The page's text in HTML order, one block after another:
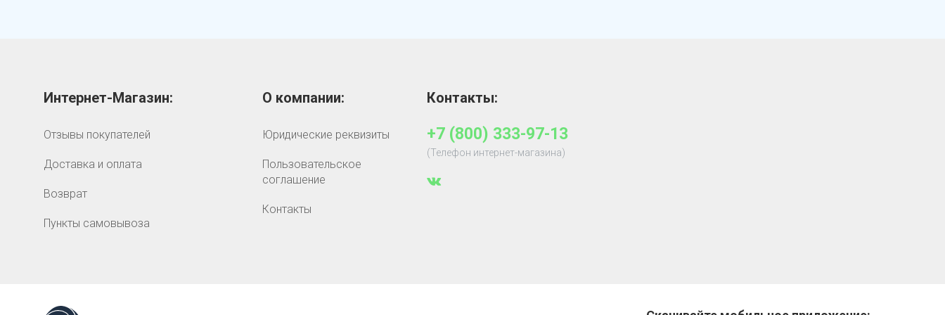
Интернет-Магазин:
Отзывы покупателей
Доставка и оплата
Возврат
Пункты самовывоза
О компании:
Юридические реквизиты
Пользовательское
соглашение
Контакты
Контакты:
+7 (800) 333-97-13
(Телефон интернет-магазина)